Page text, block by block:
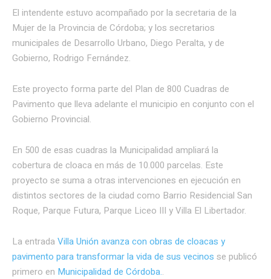
El intendente estuvo acompañado por la secretaria de la
Mujer de la Provincia de Córdoba; y los secretarios
municipales de Desarrollo Urbano, Diego Peralta, y de
Gobierno, Rodrigo Fernández.
Este proyecto forma parte del Plan de 800 Cuadras de
Pavimento que lleva adelante el municipio en conjunto con el
Gobierno Provincial.
En 500 de esas cuadras la Municipalidad ampliará la
cobertura de cloaca en más de 10.000 parcelas. Este
proyecto se suma a otras intervenciones en ejecución en
distintos sectores de la ciudad como Barrio Residencial San
Roque, Parque Futura, Parque Liceo III y Villa El Libertador.
La entrada Villa Unión avanza con obras de cloacas y
pavimento para transformar la vida de sus vecinos se publicó
primero en Municipalidad de Córdoba..